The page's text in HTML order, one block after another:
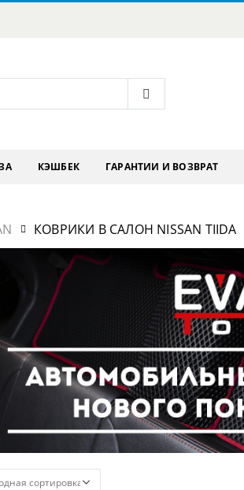
КЭШБЕК ГАРАНТИИ И ВОЗВРАТ
КОВРИКИ В САЛОН NISSAN TIIDA